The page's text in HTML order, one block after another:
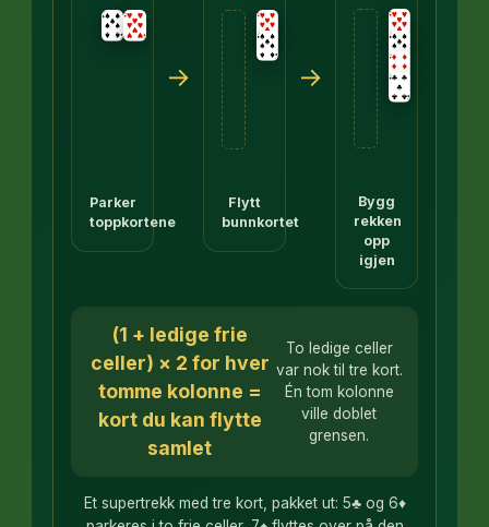
Parker
toppkortene
→
Flytt
bunnkortet
→
Bygg
rekken
opp
igjen
(1 + ledige frie
celler) × 2 for hver
tomme kolonne =
kort du kan flytte
samlet
To ledige celler
var nok til tre kort.
Én tom kolonne
ville doblet
grensen.
Et supertrekk med tre kort, pakket ut: 5♣ og 6♦